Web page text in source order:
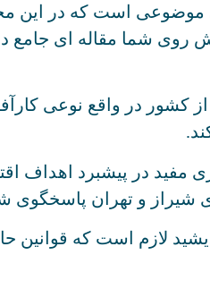
موضوعی است که در این
پیش روی شما مقاله ای
کشور در واقع نوعی
مفید در پیشبرد
شیراز و تهران پاسخگوی
لازم است که قوانین